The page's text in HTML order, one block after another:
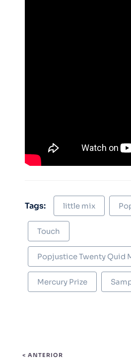
Tags: little mix
Touch
Popjustice Twenty Quid
Mercury Prize
< ANTERIOR